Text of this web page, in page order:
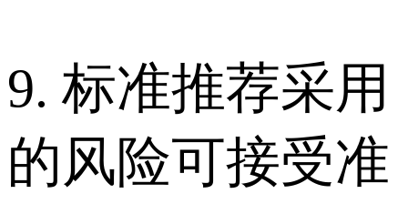
9. 标准推荐采用
的风险可接受准